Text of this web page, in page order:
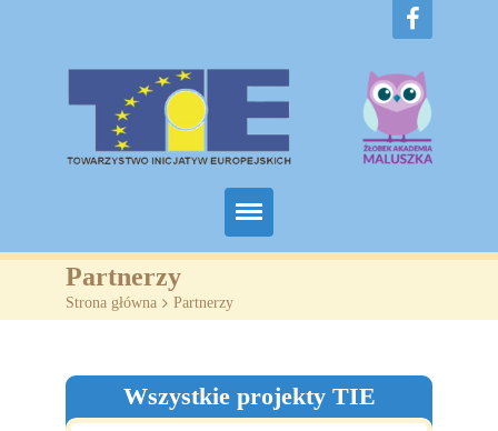
Home
O nas
Żłobki
Partnerzy
Strona główna > Partnerzy
Wszystkie projekty TIE